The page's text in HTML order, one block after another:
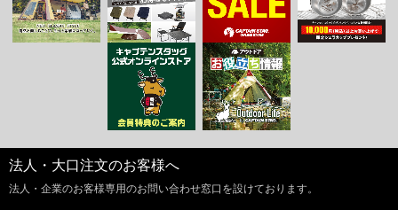
法人・大口注文のお客様へ
法人・企業のお客様専用のお問い合わせ窓口を設けております。